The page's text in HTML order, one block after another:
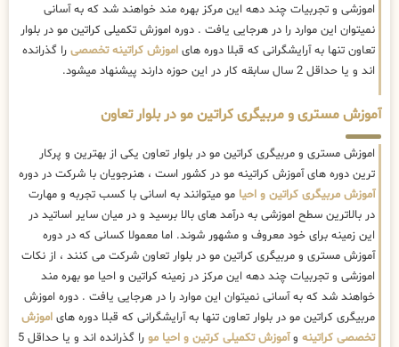
اموزشی و تجربیات چند دهه این مرکز بهره مند خواهند شد که به آسانی
نمیتوان این موارد را در هرجایی یافت . دوره اموزش تکمیلی کراتین مو در بلوار
تعاون تنها به آرایشگرانی که قبلا دوره های اموزش کراتینه تخصصی را گذرانده
اند و یا حداقل 2 سال سابقه کار در این حوزه دارند پیشنهاد میشود.
آموزش مستری و مربیگری کراتین مو در بلوار تعاون
اموزش مستری و مربیگری کراتین مو در بلوار تعاون یکی از بهترین و پرکار
ترین دوره های آموزش کراتینه مو در کشور است ، هنرجویان با شرکت در دوره
آموزش مربیگری کراتین و احیا مو میتوانند به اسانی با کسب تجربه و مهارت
در بالاترین سطح اموزشی به درآمد های بالا برسید و در میان سایر اساتید در
این زمینه برای خود معروف و مشهور شوند. اما معمولا کسانی که در دوره
آموزش مستری و مربیگری کراتین مو در بلوار تعاون شرکت می کنند ، از نکات
اموزشی و تجربیات چند دهه این مرکز در زمینه کراتین و احیا مو بهره مند
خواهند شد که به آسانی نمیتوان این موارد را در هرجایی یافت . دوره اموزش
مربیگری کراتین مو در بلوار تعاون تنها به آرایشگرانی که قبلا دوره های اموزش
تخصصی کراتینه وآموزش تکمیلی کرتین و احیا مو
را گذرانده اند و یا حداقل 5